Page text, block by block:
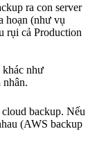
ra con server
hoạn (như vụ
rụi cả Production
như
nhân.
backup. Nếu
(AWS backup